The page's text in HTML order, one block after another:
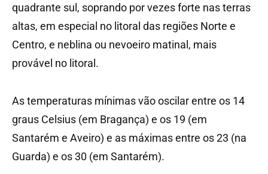
quadrante sul, soprando por vezes forte nas terras
altas, em especial no litoral das regiões Norte e
Centro, e neblina ou nevoeiro matinal, mais
provável no litoral.
As temperaturas mínimas vão oscilar entre os 14
graus Celsius (em Bragança) e os 19 (em
Santarém e Aveiro) e as máximas entre os 23 (na
Guarda) e os 30 (em Santarém).